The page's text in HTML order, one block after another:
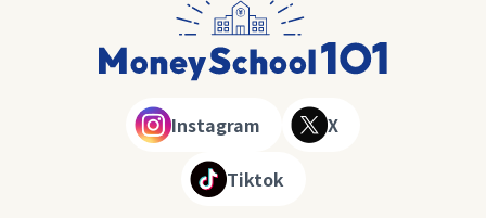
Instagram X
Tiktok